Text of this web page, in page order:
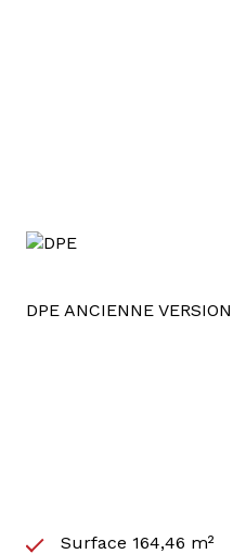
- A l'étage : 4
- Au combles : un
Une superbe
Pour tout
DPE ANCIENNE VERSION
Surface 164,46 m²